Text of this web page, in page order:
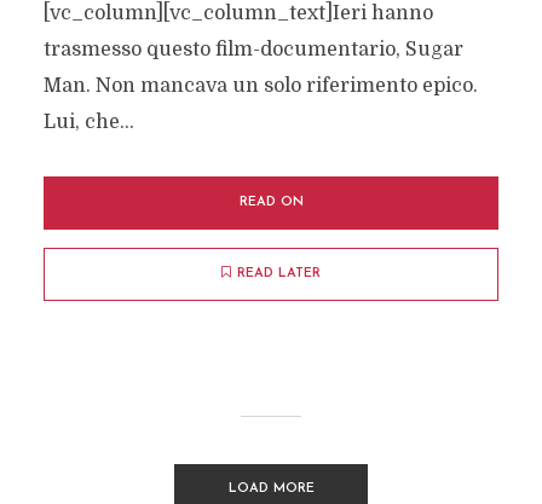
[vc_column][vc_column_text]Ieri hanno
trasmesso questo film-documentario, Sugar
Man. Non mancava un solo riferimento epico.
Lui, che...
READ ON
READ LATER
LOAD MORE